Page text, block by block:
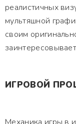
реалистичных
мультяшной
своим
ИГРОВОЙ